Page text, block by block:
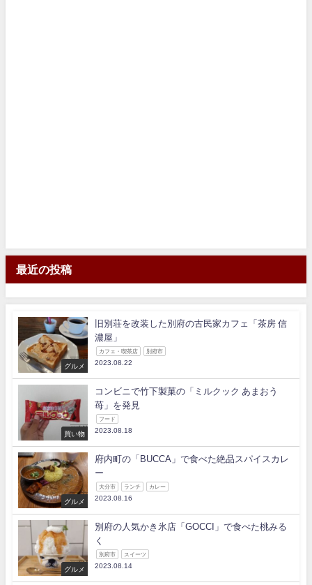
最近の投稿
グルメ
旧別荘を改装した別府の古民家カフェ「茶房 信
濃屋」
カフェ・喫茶店 別府市
2023.08.22
買い物
コンビニで竹下製菓の「ミルクック あまおう
苺」を発見
フード
2023.08.18
グルメ
府内町の「BUCCA」で食べた絶品スパイスカレ
ー
大分市 ランチ カレー
2023.08.16
グルメ
別府の人気かき氷店「GOCCI」で食べた桃みる
く
別府市 スイーツ
2023.08.14